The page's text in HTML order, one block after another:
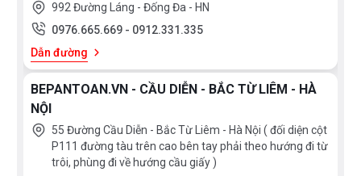
992 Đường Láng - Đống Đa - HN
0976.665.669 - 0912.331.335
Dẫn đường
BEPANTOAN.VN - CẦU DIỄN - BẮC TỪ LIÊM - HÀ
NỘI
55 Đường Cầu Diễn - Bắc Từ Liêm - Hà Nội ( đối diện cột
P111 đường tàu trên cao bên tay phải theo hướng đi từ
trôi, phùng đi về hướng cầu giấy )